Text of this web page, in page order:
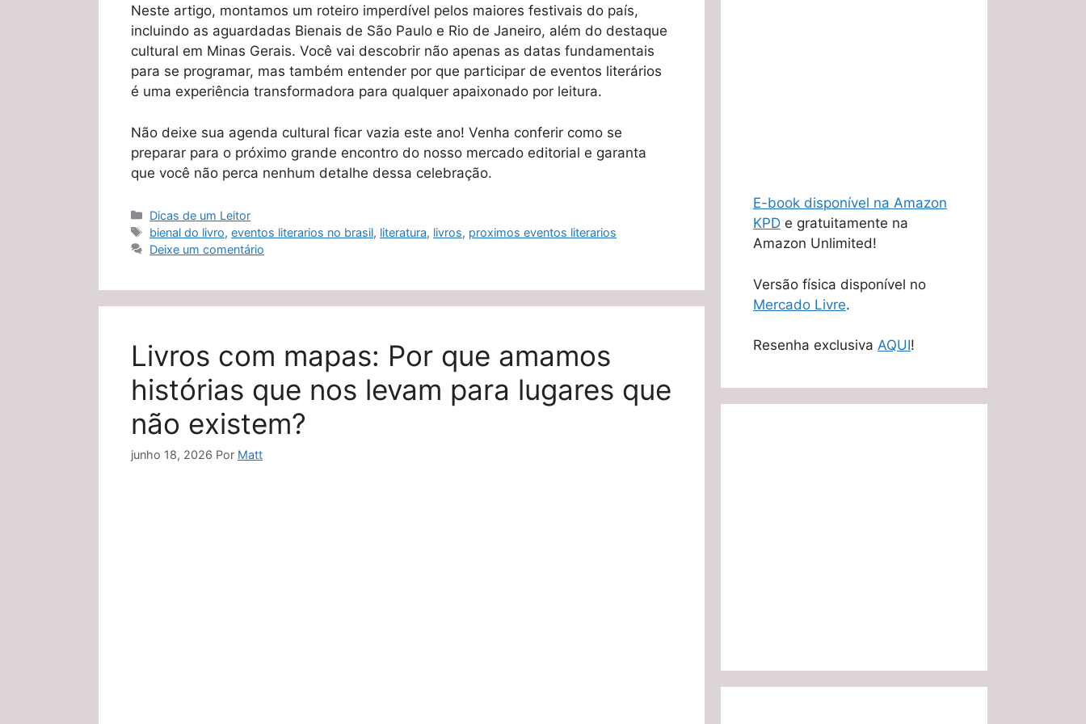
Neste artigo, montamos um roteiro imperdível pelos maiores festivais do país,
incluindo as aguardadas Bienais de São Paulo e Rio de Janeiro, além do destaque
cultural em Minas Gerais. Você vai descobrir não apenas as datas fundamentais
para se programar, mas também entender por que participar de eventos literários
é uma experiência transformadora para qualquer apaixonado por leitura.
Não deixe sua agenda cultural ficar vazia este ano! Venha conferir como se
preparar para o próximo grande encontro do nosso mercado editorial e garanta
que você não perca nenhum detalhe dessa celebração.
Categorias
Dicas de um Leitor
Tags
bienal do livro,eventos literarios no brasil, literatura, livros, proximos eventos literarios
Deixe um comentário
Livros com mapas: Por que amamos
histórias que nos levam para lugares que
não existem?
junho 18, 2026 Por Matt
E-book disponível na Amazon
KPD e gratuitamente na
Amazon Unlimited!
Versão física disponível no
Mercado Livre.
Resenha exclusiva AQUI!